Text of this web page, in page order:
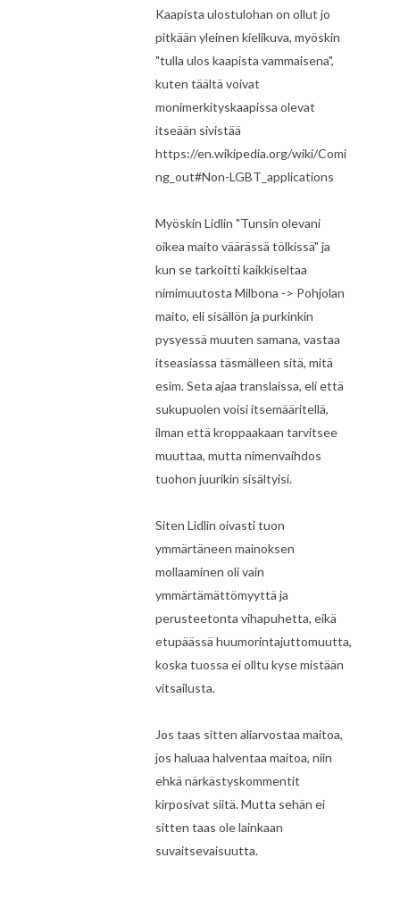
Kaapista ulostulohan on ollut jo
pitkään yleinen kielikuva, myöskin
"tulla ulos kaapista vammaisena",
kuten täältä voivat
monimerkityskaapissa olevat
itseään sivistää
https://en.wikipedia.org/wiki/Comi
ng_out#Non-LGBT_applications
Myöskin Lidlin "Tunsin olevani
oikea maito väärässä tölkissä" ja
kun se tarkoitti kaikkiseltaa
nimimuutosta Milbona -> Pohjolan
maito, eli sisällön ja purkinkin
pysyessä muuten samana, vastaa
itseasiassa täsmälleen sitä, mitä
esim. Seta ajaa translaissa, eli että
sukupuolen voisi itsemääritellä,
ilman että kroppaakaan tarvitsee
muuttaa, mutta nimenvaihdos
tuohon juurikin sisältyisi.
Siten Lidlin oivasti tuon
ymmärtäneen mainoksen
mollaaminen oli vain
ymmärtämättömyyttä ja
perusteetonta vihapuhetta, eikä
etupäässä huumorintajuttomuutta,
koska tuossa ei olltu kyse mistään
vitsailusta.
Jos taas sitten aliarvostaa maitoa,
jos haluaa halventaa maitoa, niin
ehkä närkästyskommentit
kirposivat siitä. Mutta sehän ei
sitten taas ole lainkaan
suvaitsevaisuutta.